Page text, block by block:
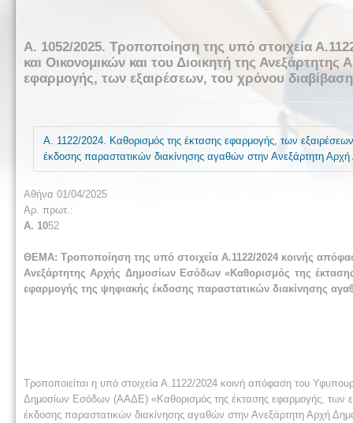
Α. 1052/2025. Τροποποίηση της υπό στοιχεία
και Οικονομικών και του Διοικητή της
εφαρμογής, των εξαιρέσεων, του χρόνου
Α. 1122/2024. Καθορισμός της έκτασης εφαρμογής, των
έκδοσης παραστατικών διακίνησης αγαθών στην Ανεξάρτητη
Αθήνα 01/04/2025
Αρ. πρωτ.:
Α. 1052
ΘΕΜΑ: Τροποποίηση της υπό στοιχεία Α.1122/2024 κοινής
Ανεξάρτητης Αρχής Δημοσίων Εσόδων «Καθορισμός της
εφαρμογής της ψηφιακής έκδοσης παραστατικών διακίνησης
Τροποποιείται η υπό στοιχεία Α.1122/2024 κοινή απόφαση του
Δημοσίων Εσόδων (ΑΑΔΕ) «Καθορισμός της έκτασης εφαρμογής, των
έκδοσης παραστατικών διακίνησης αγαθών στην Ανεξάρτητη Αρχή